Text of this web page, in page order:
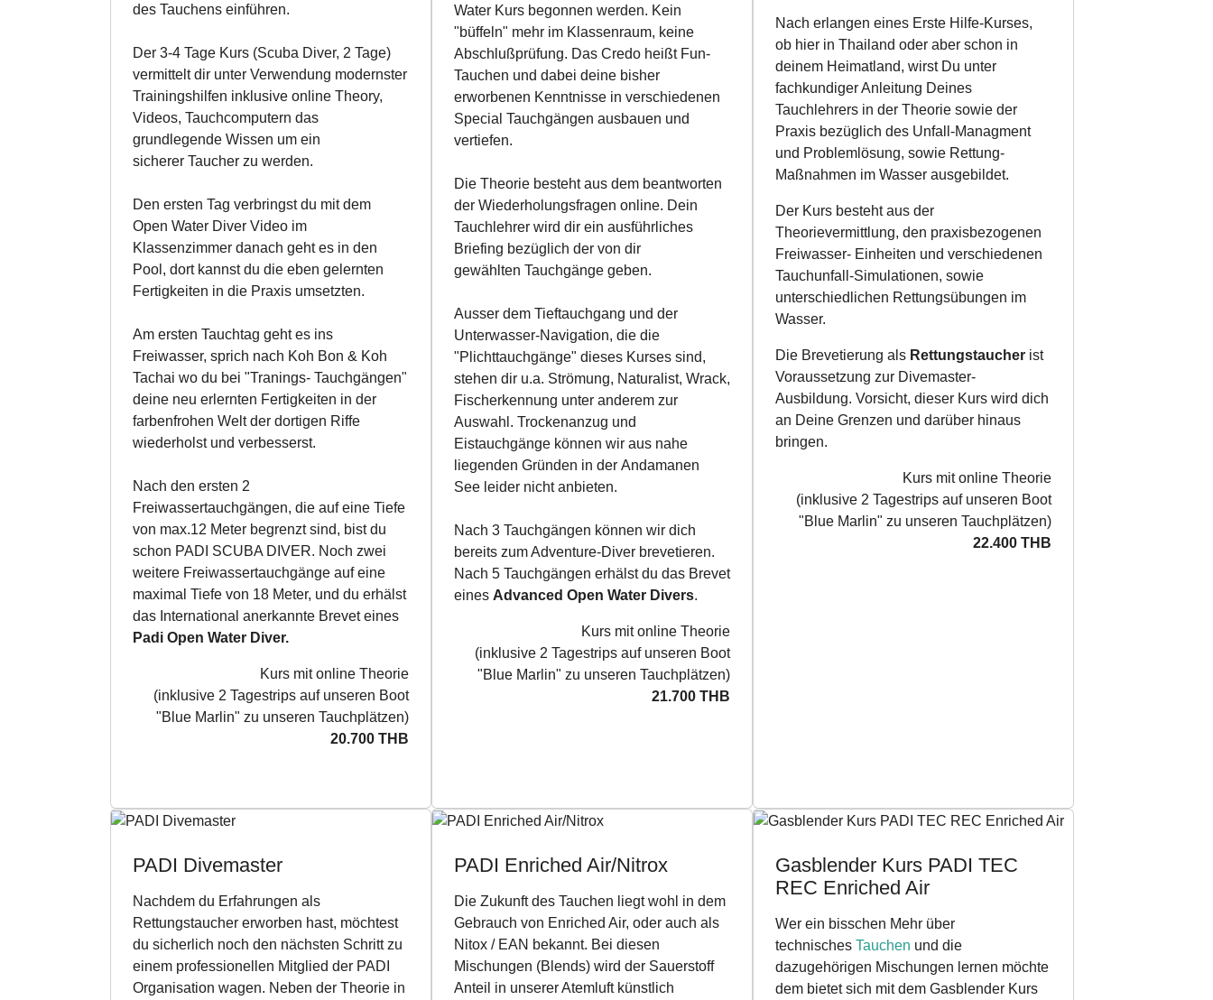
des Tauchens einführen.
Der 3-4 Tage Kurs (Scuba Diver, 2 Tage)
vermittelt dir unter Verwendung modernster
Trainingshilfen inklusive online Theory,
Videos, Tauchcomputern das
grundlegende Wissen um ein
sicherer Taucher zu werden.
Den ersten Tag verbringst du mit dem
Open Water Diver Video im
Klassenzimmer danach geht es in den
Pool, dort kannst du die eben gelernten
Fertigkeiten in die Praxis umsetzten.
Am ersten Tauchtag geht es ins
Freiwasser, sprich nach Koh Bon & Koh
Tachai wo du bei "Tranings- Tauchgängen"
deine neu erlernten Fertigkeiten in der
farbenfrohen Welt der dortigen Riffe
wiederholst und verbesserst.
Nach den ersten 2
Freiwassertauchgängen, die auf eine Tiefe
von max.12 Meter begrenzt sind, bist du
schon PADI SCUBA DIVER. Noch zwei
weitere Freiwassertauchgänge auf eine
maximal Tiefe von 18 Meter, und du erhälst
das International anerkannte Brevet eines
Padi Open Water Diver.
Kurs mit online Theorie
(inklusive 2 Tagestrips auf unseren Boot
"Blue Marlin" zu unseren Tauchplätzen)
20.700 THB
Water Kurs begonnen werden. Kein
"büffeln" mehr im Klassenraum, keine
Abschlußprüfung. Das Credo heißt Fun-
Tauchen und dabei deine bisher
erworbenen Kenntnisse in verschiedenen
Special Tauchgängen ausbauen und
vertiefen.
Die Theorie besteht aus dem beantworten
der Wiederholungsfragen online. Dein
Tauchlehrer wird dir ein ausführliches
Briefing bezüglich der von dir
gewählten Tauchgänge geben.
Ausser dem Tieftauchgang und der
Unterwasser-Navigation, die die
"Plichttauchgänge" dieses Kurses sind,
stehen dir u.a. Strömung, Naturalist, Wrack,
Fischerkennung unter anderem zur
Auswahl. Trockenanzug und
Eistauchgänge können wir aus nahe
liegenden Gründen in der Andamanen
See leider nicht anbieten.
Nach 3 Tauchgängen können wir dich
bereits zum Adventure-Diver brevetieren.
Nach 5 Tauchgängen erhälst du das Brevet
eines Advanced Open Water Divers.
Kurs mit online Theorie
(inklusive 2 Tagestrips auf unseren Boot
"Blue Marlin" zu unseren Tauchplätzen)
21.700 THB
Nach erlangen eines Erste Hilfe-Kurses,
ob hier in Thailand oder aber schon in
deinem Heimatland, wirst Du unter
fachkundiger Anleitung Deines
Tauchlehrers in der Theorie sowie der
Praxis bezüglich des Unfall-Managment
und Problemlösung, sowie Rettung-
Maßnahmen im Wasser ausgebildet.
Der Kurs besteht aus der
Theorievermittlung, den praxisbezogenen
Freiwasser- Einheiten und verschiedenen
Tauchunfall-Simulationen, sowie
unterschiedlichen Rettungsübungen im
Wasser.
Die Brevetierung als Rettungstaucher ist
Voraussetzung zur Divemaster-
Ausbildung. Vorsicht, dieser Kurs wird dich
an Deine Grenzen und darüber hinaus
bringen.
Kurs mit online Theorie
(inklusive 2 Tagestrips auf unseren Boot
"Blue Marlin" zu unseren Tauchplätzen)
22.400 THB
PADI Divemaster
Nachdem du Erfahrungen als
Rettungstaucher erworben hast, möchtest
du sicherlich noch den nächsten Schritt zu
einem professionellen Mitglied der PADI
Organisation wagen. Neben der Theorie in
PADI Enriched Air/Nitrox
Die Zukunft des Tauchen liegt wohl in dem
Gebrauch von Enriched Air, oder auch als
Nitox / EAN bekannt. Bei diesen
Mischungen (Blends) wird der Sauerstoff
Anteil in unserer Atemluft künstlich
Gasblender Kurs PADI TEC
REC Enriched Air
Wer ein bisschen Mehr über
technisches Tauchen und die
dazugehörigen Mischungen lernen möchte
dem bietet sich mit dem Gasblender Kurs